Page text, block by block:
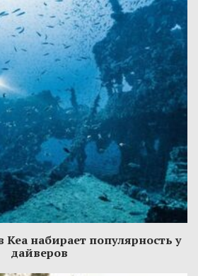
Кеа набирает популярность у
дайверов